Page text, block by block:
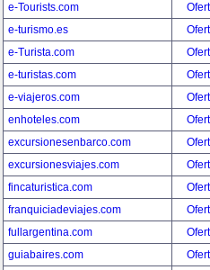
e-Tourists.com
e-turismo.es
e-Turista.com
e-turistas.com
e-viajeros.com
enhoteles.com
excursionesenbarco.com
excursionesviajes.com
fincaturistica.com
franquiciadeviajes.com
fullargentina.com
guiabaires.com